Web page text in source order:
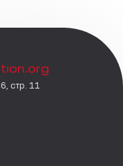
стр. 11